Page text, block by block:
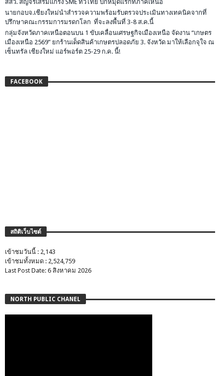
สสว. สัญจรเสริมแกร่ง SME ทั่วไทย ปักหมุดแรกที่ภาคเหนือ
นายกอบจ.เชียงใหม่นำสำรวจความพร้อมรับตรวจประเมินทางเทคนิคจากที่
ปรึกษาคณะกรรมการมรดกโลก ที่จะลงพื้นที่ 3-8 ส.ค.นี้
กลุ่มจังหวัดภาคเหนือตอนบน 1 ขับเคลื่อนเศรษฐกิจเมืองเหนือ จัดงาน “เกษตร
เมืองเหนือ 2569” ยกร้านเด็ดสินค้าเกษตรปลอดภัย 3. จังหวัด มาให้เลือกจุใจ ณ
เซ็นทรัล เชียงใหม่ แอร์พอร์ต 25-29 ก.ค. นี้!
FACEBOOK
สถิติเว็บไซต์
เข้าชมวันนี้ : 2,143
เข้าชมทั้งหมด : 2,524,759
Last Post Date: 6 สิงหาคม 2026
NORTH PUBLIC CHANEL